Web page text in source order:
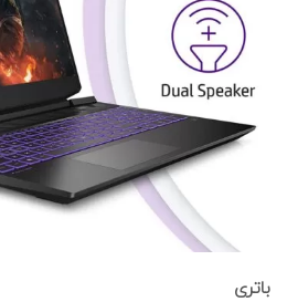
باتری